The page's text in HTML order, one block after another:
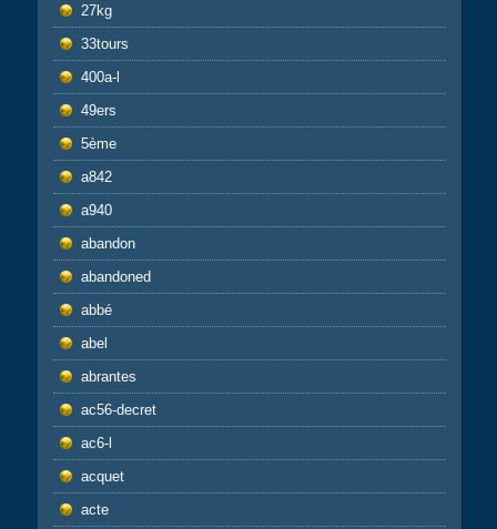
27kg
33tours
400a-l
49ers
5ème
a842
a940
abandon
abandoned
abbé
abel
abrantes
ac56-decret
ac6-l
acquet
acte